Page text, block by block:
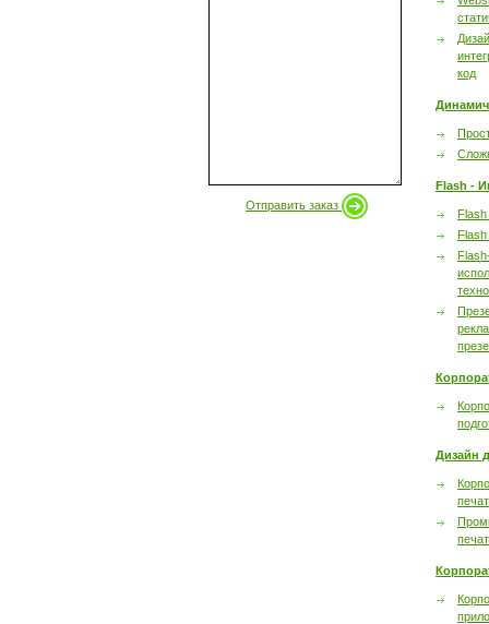
Отправить заказ
код
Flash -
Flash
Дизайн